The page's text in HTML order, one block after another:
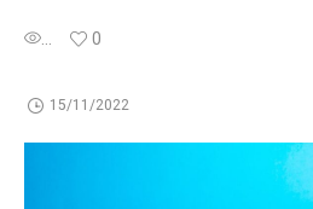
... 0
15/11/2022